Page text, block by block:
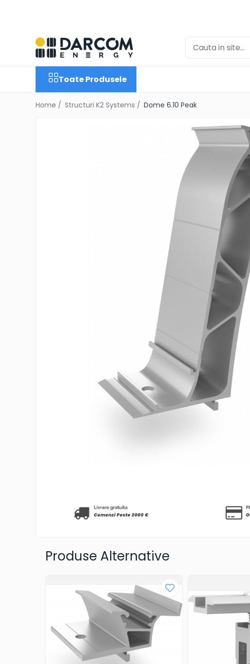
Automotive
Marine
Invertoare Hibrid
Protectii & Izolatoare Baterii
Statii De Incarcare
Structura SingleRail
Structura BasicRail
Toate Produsele
Home / Structuri K2 Systems / Dome 6.10 Peak
Produse Alternative